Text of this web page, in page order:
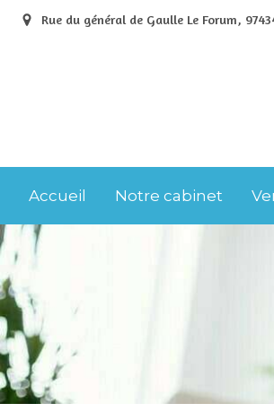
Rue du général de Gaulle Le Forum,
Accueil Notre cabinet